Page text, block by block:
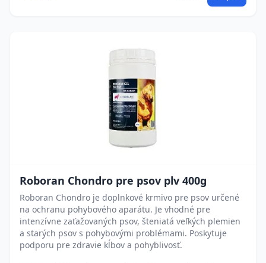
Roboran Chondro pre psov plv 400g
Roboran Chondro je doplnkové krmivo pre psov určené
na ochranu pohybového aparátu. Je vhodné pre
intenzívne zaťažovaných psov, šteniatá veľkých plemien
a starých psov s pohybovými problémami. Poskytuje
podporu pre zdravie kĺbov a pohyblivosť.